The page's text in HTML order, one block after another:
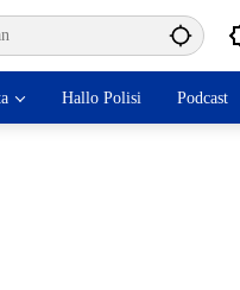
Hallo Polisi Podcast